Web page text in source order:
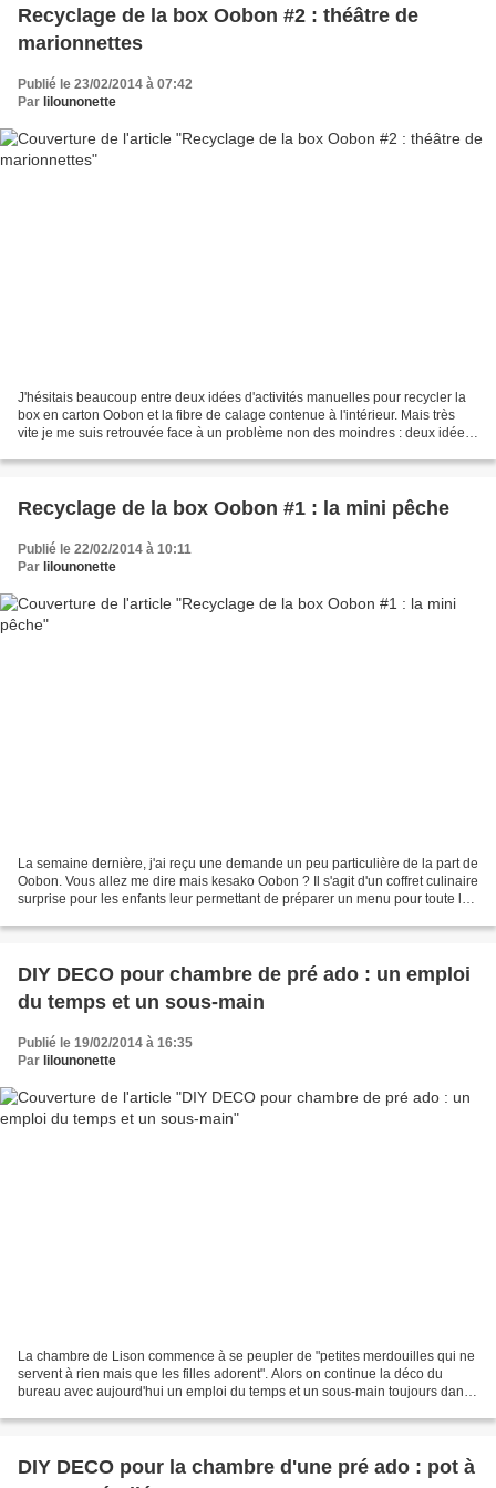
Recyclage de la box Oobon #2 : théâtre de
marionnettes
Publié le 23/02/2014 à 07:42
Par lilounonette
J'hésitais beaucoup entre deux idées d'activités manuelles pour recycler la
box en carton Oobon et la fibre de calage contenue à l'intérieur. Mais très
vite je me suis retrouvée face à un problème non des moindres : deux idées
Recyclage de la box Oobon #1 : la mini pêche
Publié le 22/02/2014 à 10:11
Par lilounonette
La semaine dernière, j'ai reçu une demande un peu particulière de la part de
Oobon. Vous allez me dire mais kesako Oobon ? Il s'agit d'un coffret culinaire
surprise pour les enfants leur permettant de préparer un menu pour toute la
DIY DECO pour chambre de pré ado : un emploi
du temps et un sous-main
Publié le 19/02/2014 à 16:35
Par lilounonette
La chambre de Lison commence à se peupler de "petites merdouilles qui ne
servent à rien mais que les filles adorent". Alors on continue la déco du
bureau avec aujourd'hui un emploi du temps et un sous-main toujours dans
DIY DECO pour la chambre d'une pré ado : pot à